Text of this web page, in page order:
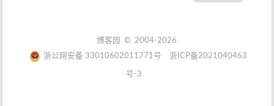
博客园 © 2004-2026
浙公网安备 33010602011771号 浙ICP备2021040463
号-3